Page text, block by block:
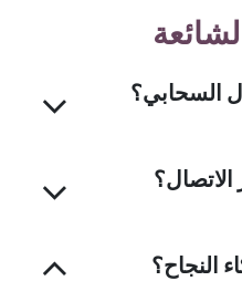
السحابي؟
النجاح؟